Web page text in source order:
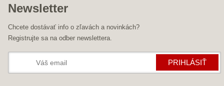
Newsletter
Chcete dostávať info o zľavách a novinkách?
Registrujte sa na odber newslettera.
PRIHLÁSIŤ